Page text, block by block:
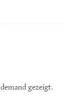
gezeigt.